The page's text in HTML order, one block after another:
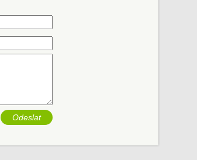
Odeslat